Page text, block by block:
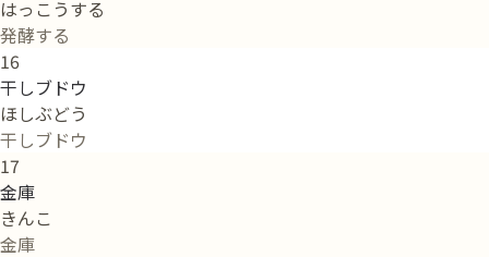
はっこうする
発酵する
16
干しブドウ
ほしぶどう
干しブドウ
17
金庫
きんこ
金庫